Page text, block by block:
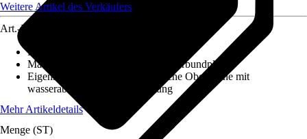
Weitere Artikel des Verkäufers
Art.-Nr.
Maße (LxBxS)
Material
Aluminium, Aluminiumverbundplatte
Eigenschaft
Kratzfest, Hygienische Oberfläche mit
wasserabweisender Beschichtung
Mehr Artikeldetails
Menge (ST)